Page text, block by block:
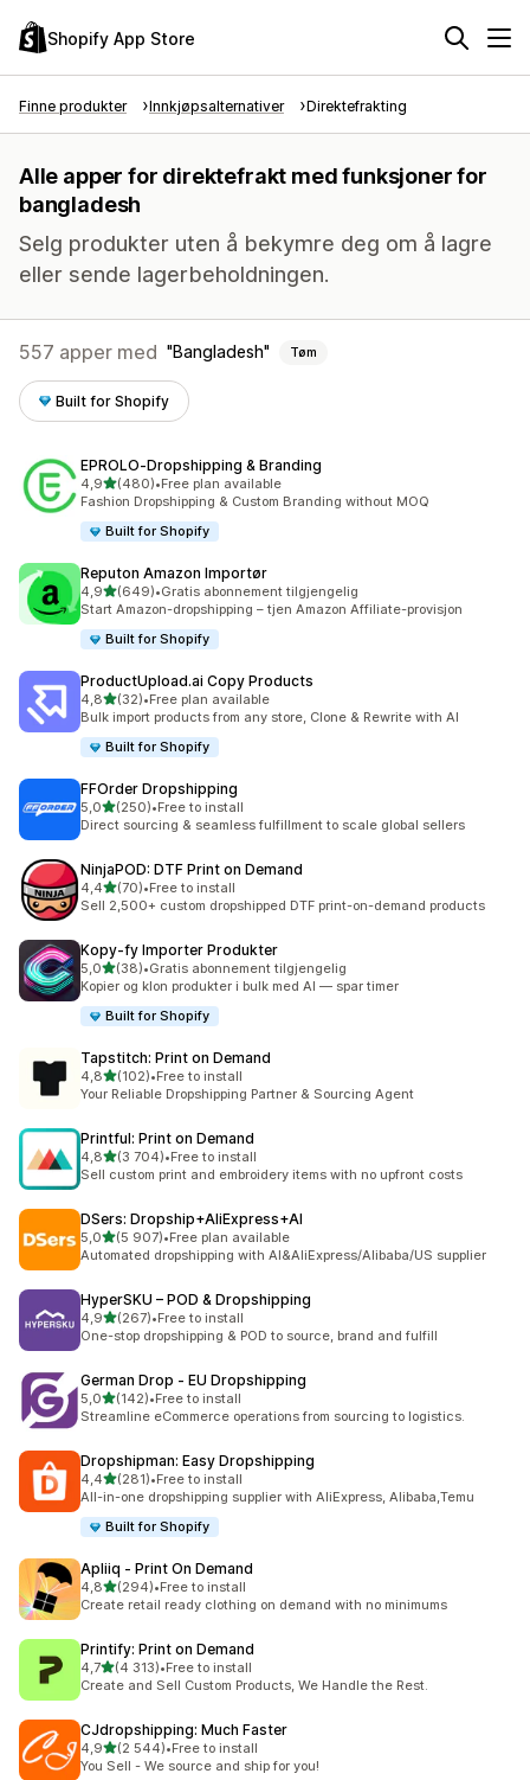
Shopify App Store
Finne produkter Innkjøpsalternativer Direktefrakting
Alle apper for direktefrakt med funksjoner for
bangladesh
Selg produkter uten å bekymre deg om å lagre
eller sende lagerbeholdningen.
557 apper med Bangladesh Tøm
Built for Shopify
EPROLO‑Dropshipping & Branding
4,9av 5 stjerner
(480)
Totalt 480 omtaler
•Free plan available
Fashion Dropshipping & Custom Branding without MOQ
Built for Shopify
Reputon Amazon Importør
4,9av 5 stjerner
(649)
Totalt 649 omtaler
•Gratis abonnement tilgjengelig
Start Amazon-dropshipping – tjen Amazon Affiliate-provisjon
Built for Shopify
ProductUpload.ai Copy Products
4,8av 5 stjerner
(32)
Totalt 32 omtaler
•Free plan available
Bulk import products from any store, Clone & Rewrite with AI
Built for Shopify
FFOrder Dropshipping
5,0av 5 stjerner
(250)
Totalt 250 omtaler
•Free to install
Direct sourcing & seamless fulfillment to scale global sellers
NinjaPOD: DTF Print on Demand
4,4av 5 stjerner
(70)
Totalt 70 omtaler
•Free to install
Sell 2,500+ custom dropshipped DTF print-on-demand products
Kopy‑fy Importer Produkter
5,0av 5 stjerner
(38)
Totalt 38 omtaler
•Gratis abonnement tilgjengelig
Kopier og klon produkter i bulk med AI — spar timer
Built for Shopify
Tapstitch: Print on Demand
4,8av 5 stjerner
(102)
Totalt 102 omtaler
•Free to install
Your Reliable Dropshipping Partner & Sourcing Agent
Printful: Print on Demand
4,8av 5 stjerner
(3 704)
Totalt 3704 omtaler
•Free to install
Sell custom print and embroidery items with no upfront costs
DSers: Dropship+AliExpress+AI
5,0av 5 stjerner
(5 907)
Totalt 5907 omtaler
•Free plan available
Automated dropshipping with AI&AliExpress/Alibaba/US supplier
HyperSKU – POD & Dropshipping
4,9av 5 stjerner
(267)
Totalt 267 omtaler
•Free to install
One-stop dropshipping & POD to source, brand and fulfill
German Drop ‑ EU Dropshipping
5,0av 5 stjerner
(142)
Totalt 142 omtaler
•Free to install
Streamline eCommerce operations from sourcing to logistics.
Dropshipman: Easy Dropshipping
4,4av 5 stjerner
(281)
Totalt 281 omtaler
•Free to install
All-in-one dropshipping supplier with AliExpress, Alibaba,Temu
Built for Shopify
Apliiq ‑ Print On Demand
4,8av 5 stjerner
(294)
Totalt 294 omtaler
•Free to install
Create retail ready clothing on demand with no minimums
Printify: Print on Demand
4,7av 5 stjerner
(4 313)
Totalt 4313 omtaler
•Free to install
Create and Sell Custom Products, We Handle the Rest.
CJdropshipping: Much Faster
4,9av 5 stjerner
(2 544)
Totalt 2544 omtaler
•Free to install
You Sell - We source and ship for you!